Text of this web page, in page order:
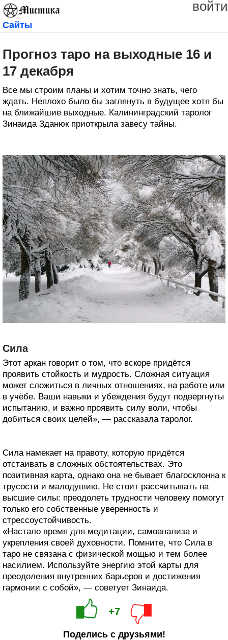
войти
Сайты
Прогноз таро на выходные 16 и
17 декабря
Все мы строим планы и хотим точно знать, чего
ждать. Неплохо было бы заглянуть в будущее хотя бы
на ближайшие выходные. Калининградский таролог
Зинаида Зданюк приоткрыла завесу тайны.
Сила
Этот аркан говорит о том, что вскоре придётся
проявить стойкость и мудрость. Сложная ситуация
может сложиться в личных отношениях, на работе или
в учёбе. Ваши навыки и убеждения будут подвергнуты
испытанию, и важно проявить силу воли, чтобы
добиться своих целей», — рассказала таролог.
Сила намекает на правоту, которую придётся
отстаивать в сложных обстоятельствах. Это
позитивная карта, однако она не бывает благосклонна к
трусости и малодушию. Не стоит рассчитывать на
высшие силы: преодолеть трудности человеку помогут
только его собственные уверенность и
стрессоустойчивость.
«Настало время для медитации, самоанализа и
укрепления своей духовности. Помните, что Сила в
таро не связана с физической мощью и тем более
насилием. Используйте энергию этой карты для
преодоления внутренних барьеров и достижения
гармонии с собой», — советует Зинаида.
+7
Поделись с друзьями!